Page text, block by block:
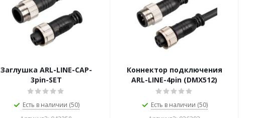
Заглушка ARL-LINE-CAP-
3pin-SET
Есть в наличии (50)
Коннектор подключения
ARL-LINE-4pin (DMX512)
Есть в наличии (50)